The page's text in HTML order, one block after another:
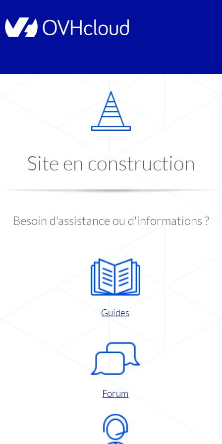
Site en construction
Besoin d'assistance ou d'informations ?
Guides
Forum